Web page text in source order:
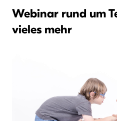
Webinar rund um
vieles mehr